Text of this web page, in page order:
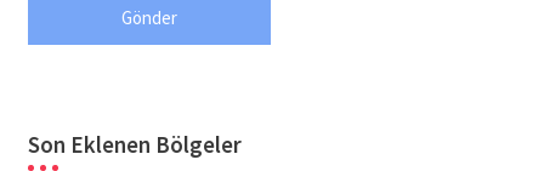
Son Eklenen Bölgeler